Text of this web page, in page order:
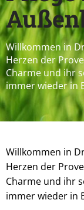
Willkommen in
Herzen der
Charme und ihr
immer wieder in
Willkommen in
Herzen der
Charme und ihr
immer wieder in